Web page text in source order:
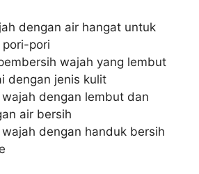
dengan air hangat untuk
pori
wajah yang lembut
dengan jenis kulit
wajah dengan lembut dan
air bersih
wajah dengan handuk bersih